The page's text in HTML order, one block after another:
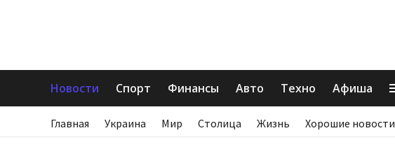
Новости Спорт Финансы Авто Техно Афиша
Главная Украина Мир Столица Жизнь Хорошие новости